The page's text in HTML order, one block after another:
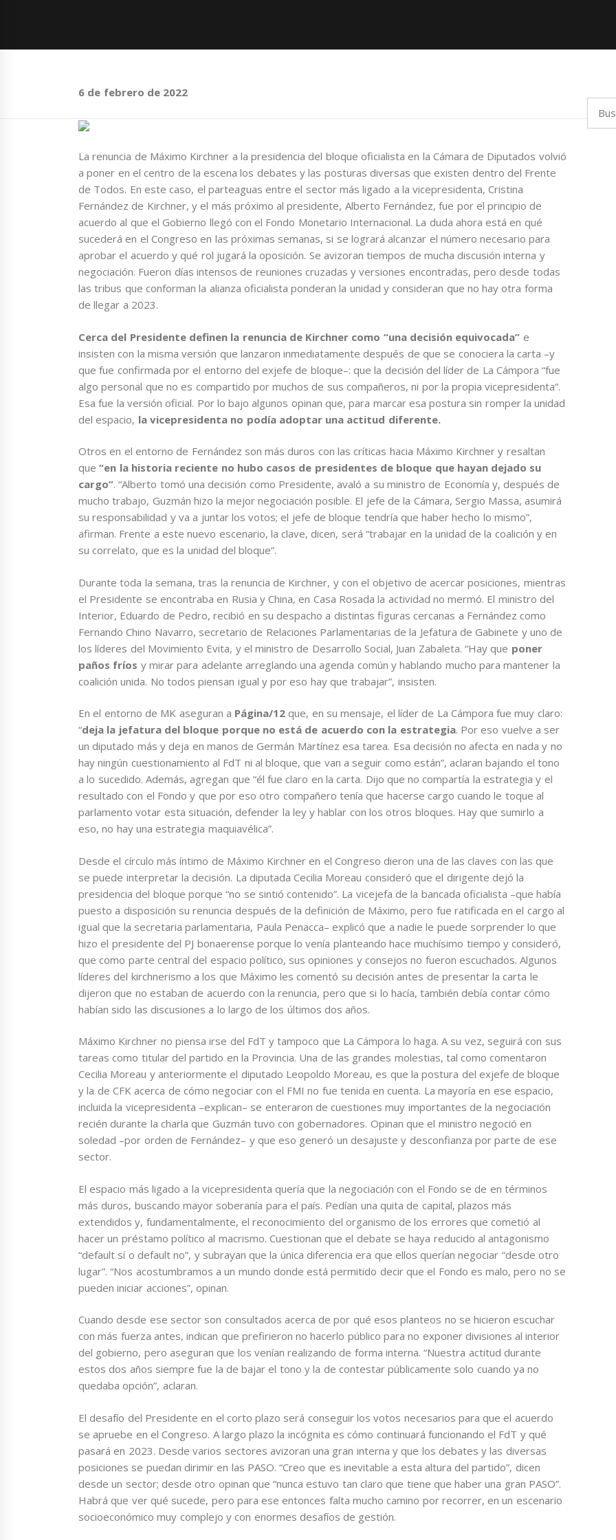
6 de febrero de 2022
La renuncia de Máximo Kirchner a la presidencia del bloque oficialista en la Cámara de Diputados volvió
a poner en el centro de la escena los debates y las posturas diversas que existen dentro del Frente
de Todos. En este caso, el parteaguas entre el sector más ligado a la vicepresidenta, Cristina
Fernández de Kirchner, y el más próximo al presidente, Alberto Fernández, fue por el principio de
acuerdo al que el Gobierno llegó con el Fondo Monetario Internacional. La duda ahora está en qué
sucederá en el Congreso en las próximas semanas, si se logrará alcanzar el número necesario para
aprobar el acuerdo y qué rol jugará la oposición. Se avizoran tiempos de mucha discusión interna y
negociación. Fueron días intensos de reuniones cruzadas y versiones encontradas, pero desde todas
las tribus que conforman la alianza oficialista ponderan la unidad y consideran que no hay otra forma
de llegar a 2023.
Cerca del Presidente definen la renuncia de Kirchner como “una decisión equivocada” e
insisten con la misma versión que lanzaron inmediatamente después de que se conociera la carta –y
que fue confirmada por el entorno del exjefe de bloque–: que la decisión del líder de La Cámpora “fue
algo personal que no es compartido por muchos de sus compañeros, ni por la propia vicepresidenta”.
Esa fue la versión oficial. Por lo bajo algunos opinan que, para marcar esa postura sin romper la unidad
del espacio, la vicepresidenta no podía adoptar una actitud diferente.
Otros en el entorno de Fernández son más duros con las críticas hacia Máximo Kirchner y resaltan
que “en la historia reciente no hubo casos de presidentes de bloque que hayan dejado su
cargo”. “Alberto tomó una decisión como Presidente, avaló a su ministro de Economía y, después de
mucho trabajo, Guzmán hizo la mejor negociación posible. El jefe de la Cámara, Sergio Massa, asumirá
su responsabilidad y va a juntar los votos; el jefe de bloque tendría que haber hecho lo mismo”,
afirman. Frente a este nuevo escenario, la clave, dicen, será “trabajar en la unidad de la coalición y en
su correlato, que es la unidad del bloque”.
Durante toda la semana, tras la renuncia de Kirchner, y con el objetivo de acercar posiciones, mientras
el Presidente se encontraba en Rusia y China, en Casa Rosada la actividad no mermó. El ministro del
Interior, Eduardo de Pedro, recibió en su despacho a distintas figuras cercanas a Fernández como
Fernando Chino Navarro, secretario de Relaciones Parlamentarias de la Jefatura de Gabinete y uno de
los líderes del Movimiento Evita, y el ministro de Desarrollo Social, Juan Zabaleta. “Hay que poner
paños fríos y mirar para adelante arreglando una agenda común y hablando mucho para mantener la
coalición unida. No todos piensan igual y por eso hay que trabajar”, insisten.
En el entorno de MK aseguran a Página/12que, en su mensaje, el líder de La Cámpora fue muy claro:
“deja la jefatura del bloque porque no está de acuerdo con la estrategia. Por eso vuelve a ser
un diputado más y deja en manos de Germán Martínez esa tarea. Esa decisión no afecta en nada y no
hay ningún cuestionamiento al FdT ni al bloque, que van a seguir como están”, aclaran bajando el tono
a lo sucedido. Además, agregan que “él fue claro en la carta. Dijo que no compartía la estrategia y el
resultado con el Fondo y que por eso otro compañero tenía que hacerse cargo cuando le toque al
parlamento votar esta situación, defender la ley y hablar con los otros bloques. Hay que sumirlo a
eso, no hay una estrategia maquiavélica”.
Desde el círculo más íntimo de Máximo Kirchner en el Congreso dieron una de las claves con las que
se puede interpretar la decisión. La diputada Cecilia Moreau consideró que el dirigente dejó la
presidencia del bloque porque “no se sintió contenido”. La vicejefa de la bancada oficialista –que había
puesto a disposición su renuncia después de la definición de Máximo, pero fue ratificada en el cargo al
igual que la secretaria parlamentaria, Paula Penacca– explicó que a nadie le puede sorprender lo que
hizo el presidente del PJ bonaerense porque lo venía planteando hace muchísimo tiempo y consideró,
que como parte central del espacio político, sus opiniones y consejos no fueron escuchados. Algunos
líderes del kirchnerismo a los que Máximo les comentó su decisión antes de presentar la carta le
dijeron que no estaban de acuerdo con la renuncia, pero que si lo hacía, también debía contar cómo
habían sido las discusiones a lo largo de los últimos dos años.
Máximo Kirchner no piensa irse del FdT y tampoco que La Cámpora lo haga. A su vez, seguirá con sus
tareas como titular del partido en la Provincia. Una de las grandes molestias, tal como comentaron
Cecilia Moreau y anteriormente el diputado Leopoldo Moreau, es que la postura del exjefe de bloque
y la de CFK acerca de cómo negociar con el FMI no fue tenida en cuenta. La mayoría en ese espacio,
incluida la vicepresidenta –explican– se enteraron de cuestiones muy importantes de la negociación
recién durante la charla que Guzmán tuvo con gobernadores. Opinan que el ministro negoció en
soledad –por orden de Fernández– y que eso generó un desajuste y desconfianza por parte de ese
sector.
El espacio más ligado a la vicepresidenta quería que la negociación con el Fondo se de en términos
más duros, buscando mayor soberanía para el país. Pedían una quita de capital, plazos más
extendidos y, fundamentalmente, el reconocimiento del organismo de los errores que cometió al
hacer un préstamo político al macrismo. Cuestionan que el debate se haya reducido al antagonismo
“default sí o default no”, y subrayan que la única diferencia era que ellos querían negociar “desde otro
lugar”. “Nos acostumbramos a un mundo donde está permitido decir que el Fondo es malo, pero no se
pueden iniciar acciones”, opinan.
Cuando desde ese sector son consultados acerca de por qué esos planteos no se hicieron escuchar
con más fuerza antes, indican que prefirieron no hacerlo público para no exponer divisiones al interior
del gobierno, pero aseguran que los venían realizando de forma interna. “Nuestra actitud durante
estos dos años siempre fue la de bajar el tono y la de contestar públicamente solo cuando ya no
quedaba opción”, aclaran.
El desafío del Presidente en el corto plazo será conseguir los votos necesarios para que el acuerdo
se apruebe en el Congreso. A largo plazo la incógnita es cómo continuará funcionando el FdT y qué
pasará en 2023. Desde varios sectores avizoran una gran interna y que los debates y las diversas
posiciones se puedan dirimir en las PASO. “Creo que es inevitable a esta altura del partido”, dicen
desde un sector; desde otro opinan que “nunca estuvo tan claro que tiene que haber una gran PASO”.
Habrá que ver qué sucede, pero para ese entonces falta mucho camino por recorrer, en un escenario
socioeconómico muy complejo y con enormes desafíos de gestión.